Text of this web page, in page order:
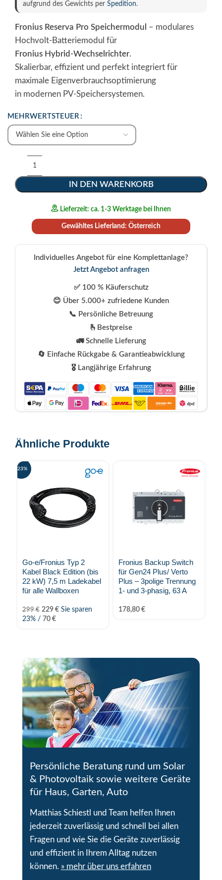
aufgrund des Gewichts per Spedition.
Fronius Reserva Pro Speichermodul – modulares
Hochvolt-Batteriemodul für
Fronius Hybrid-Wechselrichter.
Skalierbar, effizient und perfekt integriert für
maximale Eigenverbrauchsoptimierung
in modernen PV-Speichersystemen.
MEHRWERTSTEUER
IN DEN WARENKORB
Lieferzeit: ca. 1-3 Werktage bei Ihnen
Gewähltes Lieferland: Österreich
Individuelles Angebot für eine Komplettanlage?
Jetzt Angebot anfragen
✅ 100 % Käuferschutz
😊 Über 5.000+ zufriedene Kunden
📞 Persönliche Betreuung
🫰Bestpreise
🚛 Schnelle Lieferung
🔄 Einfache Rückgabe & Garantieabwicklung
🎖️ Langjährige Erfahrung
Ähnliche Produkte
-23%
Go-e/Fronius Typ 2
Kabel Black Edition (bis
22 kW) 7,5 m Ladekabel
für alle Wallboxen
299€ 229 € Sie sparen
23% / 70 €
Fronius Backup Switch
für Gen24 Plus/ Verto
Plus – 3polige Trennung
1- und 3-phasig, 63 A
178,80 €
Persönliche Beratung rund um Solar
& Photovoltaik sowie weitere Geräte
für Haus, Garten, Auto
Matthias Schiestl und Team helfen Ihnen
jederzeit zuverlässig und schnell bei allen
Fragen und wie Sie die Geräte zuverlässig
und effizient in Ihrem Alltag nutzen
können. » mehr über uns erfahren